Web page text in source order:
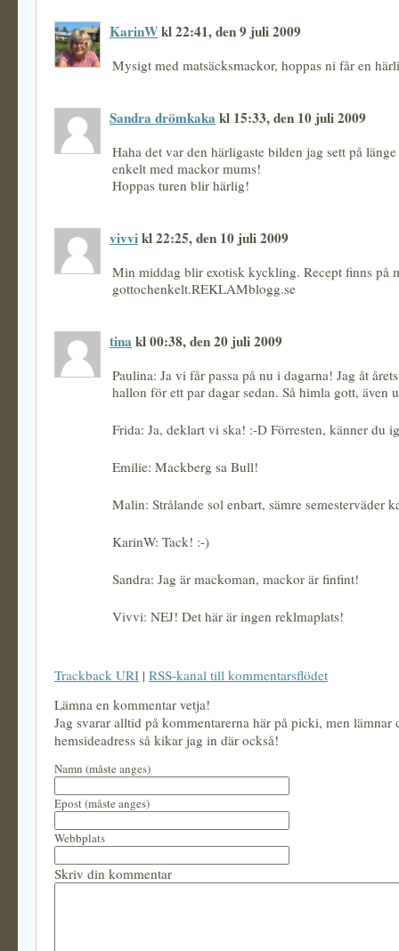
KarinWkl 22:41, den 9 juli 2009
Mysigt med matsäcksmackor, hoppas ni får en
Sandra drömkaka kl 15:33, den 10 juli 2009
Haha det var den härligaste bilden jag sett på
enkelt med mackor mums!
Hoppas turen blir härlig!
vivvikl 22:25, den 10 juli 2009
Min middag blir exotisk kyckling. Recept finns på
gottochenkelt.REKLAMblogg.se
tina kl 00:38, den 20 juli 2009
Paulina: Ja vi får passa på nu i dagarna! Jag åt
hallon för ett par dagar sedan. Så himla gott, även
Frida: Ja, deklart vi ska! :-D Förresten, känner du
Emilie: Mackberg sa Bull!
Malin: Strålande sol enbart, sämre semesterväder
KarinW: Tack! :-)
Sandra: Jag är mackoman, mackor är finfint!
Vivvi: NEJ! Det här är ingen reklmaplats!
Trackback URI | RSS-kanal till kommentarsflödet
Lämna en kommentar vetja!
Jag svarar alltid på kommentarerna här på picki, men lämnar
hemsideadress så kikar jag in där också!
Namn (måste anges)
Epost (måste anges)
Webbplats
Skriv din kommentar